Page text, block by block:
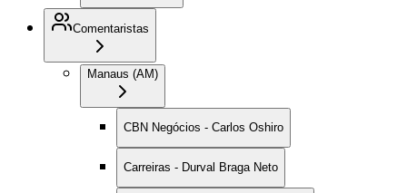
Comentaristas
Manaus (AM)
CBN Negócios - Carlos Oshiro
Carreiras - Durval Braga Neto